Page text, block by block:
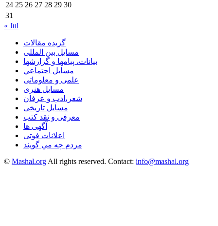
24 25 26 27 28 29 30
31
« Jul
گزیده مقالات
مسایل بین المللی
بیانات، پیامها و گزارشها
مسايل اجتماعي
علمی و معلوماتی
مسايل هنری
شعر،ادب و عرفان
مسایل تاریخی
معرفی و نقد کتب
آگهی ها
اعلانات فوتی
مردم چه مي گويند
© Mashal.org All rights reserved. Contact: info@mashal.org